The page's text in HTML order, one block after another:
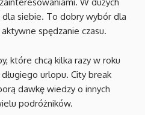
dla siebie. To dobry wybór dla
spędzanie czasu.
które chcą kilka razy w roku
urlopu. City break
dawkę wiedzy o innych
podróżników.